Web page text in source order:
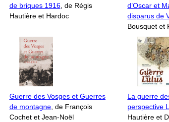
de briques 1916, de Régis
Hautière et Hardoc
d’Oscar et
disparus de
Bousquet et
Guerre des Vosges et Guerres
de montagne, de François
Cochet et Jean-Noël
La guerre
perspective
Hautière et